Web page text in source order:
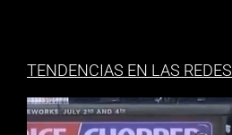
TENDENCIAS EN LAS REDES